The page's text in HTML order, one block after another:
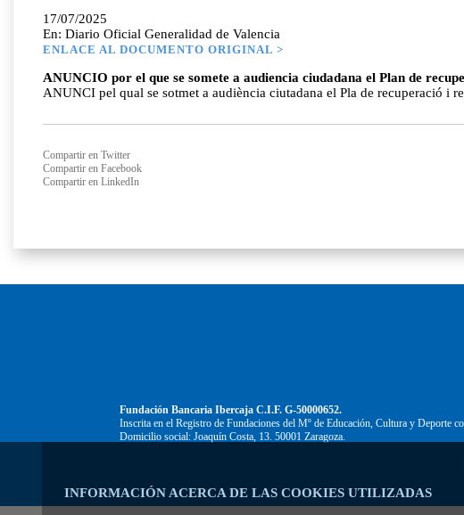
INFORMACIÓN ACERCA DE LAS COOKIES UTILIZADAS
17/07/2025
En: Diario Oficial Generalidad de Valencia
ENLACE AL DOCUMENTO ORIGINAL >
ANUNCIO por el que se somete a audiencia ciudadana el Plan de
ANUNCI pel qual se sotmet a audiència ciutadana el Pla de recuperació i
Compartir en Twitter
Compartir en Facebook
Compartir en LinkedIn
Fundación Bancaria Ibercaja C.I.F. G-50000652.
Inscrita en el Registro de Fundaciones del Mº de Educación, Cultura y Deporte
Domicilio social: Joaquín Costa, 13. 50001 Zaragoza.